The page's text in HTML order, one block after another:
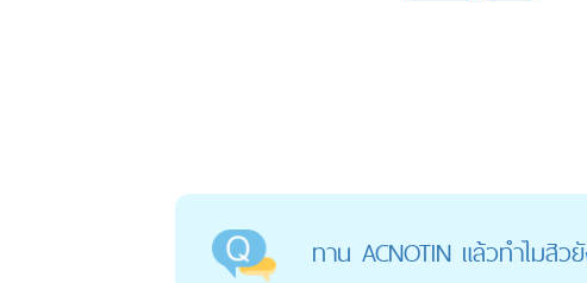
ทาน ACNOTIN แล้วทำไมสิว